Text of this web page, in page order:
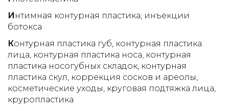
И нтимная контурная пластика инъекции
ботокса
Контурная пластика губ контурная пластика
лица контурная пластика носа контурная
пластика носогубных складок контурная
пластика скул коррекция сосков и ареолы
косметические уходы круговая подтяжка лица
круропластика